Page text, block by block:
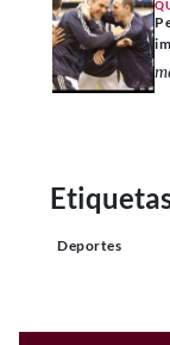
Deportes